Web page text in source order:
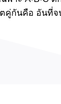
คู่กันคือ อันที่